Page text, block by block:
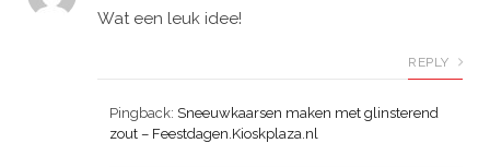
Wat een leuk idee!
REPLY
Pingback: Sneeuwkaarsen maken met glinsterend
zout – Feestdagen.Kioskplaza.nl